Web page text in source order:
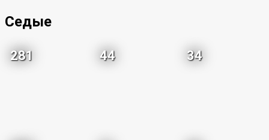
Седые
281 44 34